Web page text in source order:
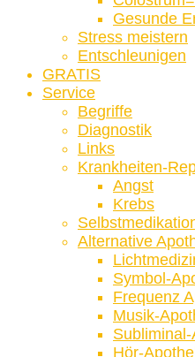
Gesunde
Stress meistern
Entschleunigen
GRATIS
Service
Begriffe
Diagnostik
Links
Krankheiten-
Angst
Krebs
Alternative
Symbol-
Frequenz
Musik-
Hör-